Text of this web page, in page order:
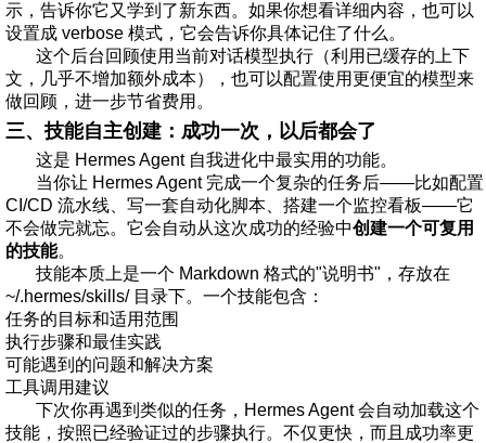
示，告诉你它又学到了新东西。如果你想看详细内容，也可以
设置成 verbose 模式，它会告诉你具体记住了什么。
这个后台回顾使用当前对话模型执行（利用已缓存的上下
文，几乎不增加额外成本），也可以配置使用更便宜的模型来
做回顾，进一步节省费用。
三、技能自主创建：成功一次，以后都会了
这是 Hermes Agent 自我进化中最实用的功能。
当你让 Hermes Agent 完成一个复杂的任务后——比如配置
CI/CD 流水线、写一套自动化脚本、搭建一个监控看板——它
不会做完就忘。它会自动从这次成功的经验中创建一个可复用
的技能。
技能本质上是一个 Markdown 格式的"说明书"，存放在
~/.hermes/skills/ 目录下。一个技能包含：
任务的目标和适用范围
执行步骤和最佳实践
可能遇到的问题和解决方案
工具调用建议
下次你再遇到类似的任务，Hermes Agent 会自动加载这个
技能，按照已经验证过的步骤执行。不仅更快，而且成功率更